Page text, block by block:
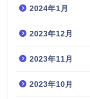
2024年1月
2023年12月
2023年11月
2023年10月